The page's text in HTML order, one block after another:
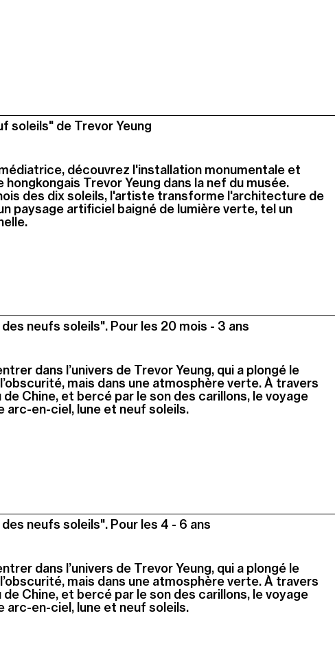
soleils" de Trevor Yeung
découvrez l'installation monumentale et
Trevor Yeung dans la nef du musée.
des dix soleils, l'artiste transforme l'architecture de
paysage artificiel baigné de lumière verte, tel un
neufs soleils". Pour les 20 mois - 3 ans
dans l’univers de Trevor Yeung, qui a plongé le
mais dans une atmosphère verte. À travers
Chine, et bercé par le son des carillons, le voyage
arc-en-ciel, lune et neuf soleils.
neufs soleils". Pour les 4 - 6 ans
dans l’univers de Trevor Yeung, qui a plongé le
mais dans une atmosphère verte. À travers
Chine, et bercé par le son des carillons, le voyage
arc-en-ciel, lune et neuf soleils.